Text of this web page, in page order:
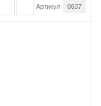
Артикул 0637